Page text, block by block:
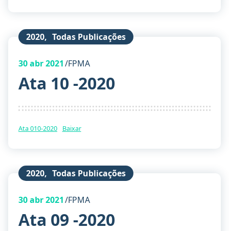
2020, Todas Publicações
30abr 2021 FPMA
Ata 10 -2020
Ata 010-2020 Baixar
2020, Todas Publicações
30abr 2021 FPMA
Ata 09 -2020